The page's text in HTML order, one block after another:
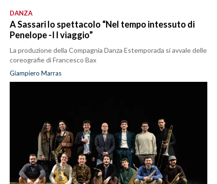
DANZA
A Sassari lo spettacolo “Nel tempo intessuto di
Penelope -I l viaggio”
La produzione della Compagnia Danza Estemporada si avvale delle
coreografie di Francesco Bax
Giampiero Marras